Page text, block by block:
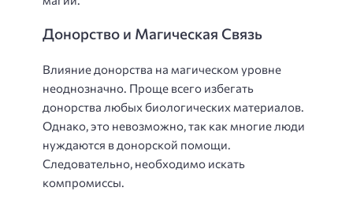
Донорство и Магическая Связь
Влияние донорства на магическом уровне
неоднозначно. Проще всего избегать
донорства любых биологических материалов.
Однако, это невозможно, так как многие люди
нуждаются в донорской помощи.
Следовательно, необходимо искать
компромиссы.